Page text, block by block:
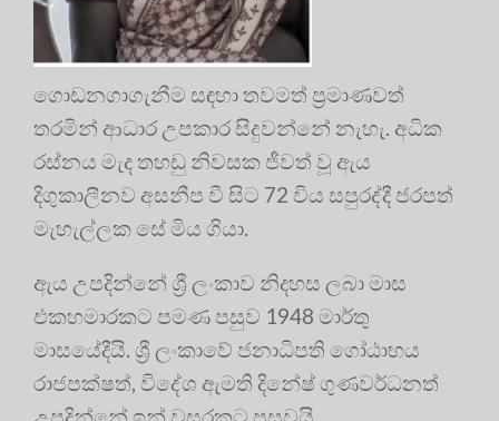
ගොඩනගාගැනීම සඳහා තවමත් ප්‍රමාණවත්
තරමින් ආධාර උපකාර සිදුවන්නේ නැහැ. අධික
රස්නය මැද තහඩු නිවසක ජීවත් වූ ඇය
දිගුකාලීනව අසනීප වී සිට 72 විය සපුරද්දී ජරපත්
මැහැල්ලක සේ මිය ගියා.
ඇය උපදින්නේ ශ්‍රී ලංකාව නිදහස ලබා මාස
එකහමාරකට පමණ පසුව 1948 මාර්තු
මාසයේදීයි. ශ්‍රී ලංකාවේ ජනාධිපති ගෝඨාභය
රාජපක්ෂත්, විදේශ ඇමති දිනේෂ් ගුණවර්ධනත්
උපදින්නේ ඉන් වසරකට පසුවයි.